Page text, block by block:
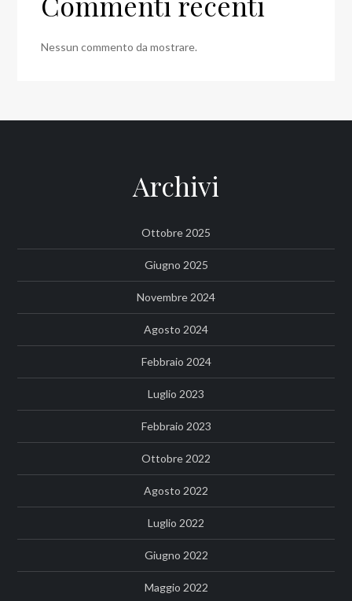
Nessun commento da mostrare.
Archivi
Ottobre 2025
Giugno 2025
Novembre 2024
Agosto 2024
Febbraio 2024
Luglio 2023
Febbraio 2023
Ottobre 2022
Agosto 2022
Luglio 2022
Giugno 2022
Maggio 2022